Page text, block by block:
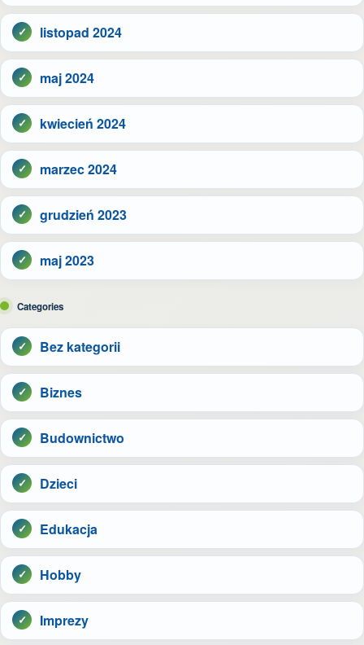
listopad 2024
maj 2024
kwiecień 2024
marzec 2024
grudzień 2023
maj 2023
Categories
Bez kategorii
Biznes
Budownictwo
Dzieci
Edukacja
Hobby
Imprezy